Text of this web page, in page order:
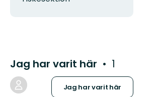
Jag har varit här 1
Jag har varit här